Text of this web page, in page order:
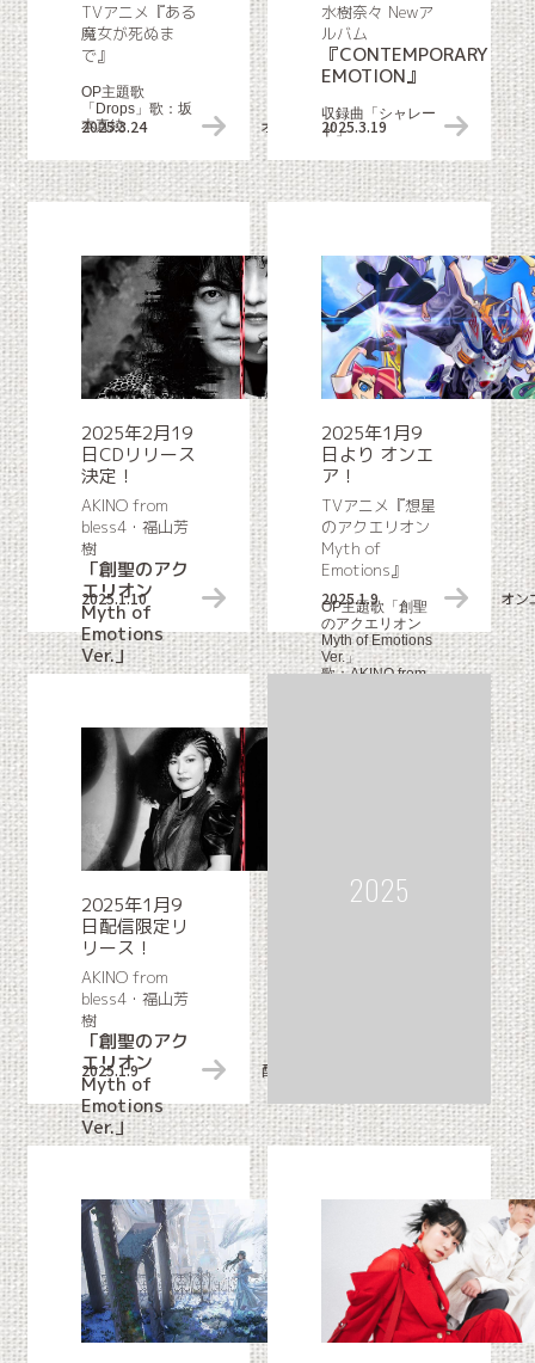
2025.3.24 オンエアスタート情報
TVアニメ『ある
魔女が死ぬま
で』
OP主題歌
「Drops」歌：坂
本真綾
2025.3.19
水樹奈々 Newア
ルバム
『CONTEMPORARY
EMOTION』
収録曲「シャレー
ド」
2025.1.10 リリース情報
2025年2月19
日CDリリース
決定！
AKINO from
bless4・福山芳
樹
「創聖のアク
エリオン
Myth of
Emotions
Ver.」
Myth of
Emotions』主題
歌シングル
2025.1.9 オン
2025年1月9
日より オンエ
ア！
TVアニメ『想星
のアクエリオン
Myth of
Emotions』
OP主題歌「創聖
のアクエリオン
Myth of Emotions
Ver.」
歌：AKINO from
2025.1.9 配信限定リリース情報
2025年1月9
日配信限定リ
リース！
AKINO from
bless4・福山芳
樹
「創聖のアク
エリオン
Myth of
Emotions
Ver.」
Emotions』OP主
題歌
2025